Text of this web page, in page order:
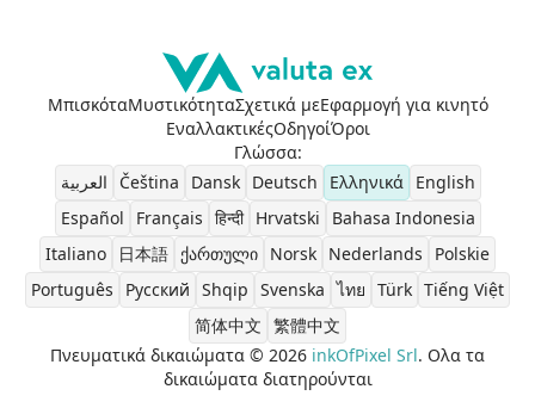
ΜπισκόταΜυστικότηταΣχετικά μεΕφαρμογή για κινητό
ΕναλλακτικέςΟδηγοίΌροι
Γλώσσα:
العربية
Čeština Dansk Deutsch Ελληνικά
English
Español
Français हिन्दी Hrvatski
Bahasa Indonesia
Italiano
日本語 ქართული Norsk Nederlands
Polskie
Português
Pусский Shqip Svenska ไทย Türk Tiếng Việt
简体中文 繁體中文
Πνευματικά δικαιώματα © 2026 inkOfPixel Srl. Ολα τα
δικαιώματα διατηρούνται